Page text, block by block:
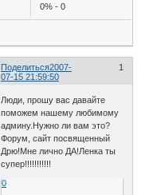
0% - 0
Поделиться 1
2007-
07-15 21:59:50
Люди, прошу вас давайте
поможем нашему любимому
админу.Нужно ли вам это?
Форум, сайт посвященный
Дрю!Мне лично ДА!Ленка ты
супер!!!!!!!!!!!
0